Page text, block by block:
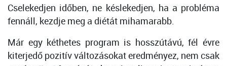
Cselekedjen időben, ne késlekedjen, ha a probléma
fennáll, kezdje meg a diétát mihamarabb.
Már egy kéthetes program is hosszútávú, fél évre
kiterjedő pozitív változásokat eredményez, nem csak